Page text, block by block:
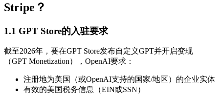
Stripe？
1.1 GPT Store的入驻要求
截至2026年，要在GPT Store发布自定义GPT并开启变现
（GPT Monetization），OpenAI要求：
注册地为美国（或OpenAI支持的国家/地区）的企业实体
有效的美国税务信息（EIN或SSN）